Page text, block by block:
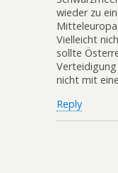
wieder zu
Vielleicht
sollte
nicht mit
Reply